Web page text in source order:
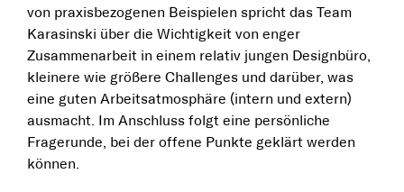
von praxisbezogenen Beispielen spricht das Team
Karasinski über die Wichtigkeit von enger
Zusammenarbeit in einem relativ jungen Designbüro,
kleinere wie größere Challenges und darüber, was
eine guten Arbeitsatmosphäre (intern und extern)
ausmacht. Im Anschluss folgt eine persönliche
Fragerunde, bei der offene Punkte geklärt werden
können.